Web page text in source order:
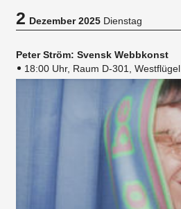
2Dezember 2025 Dienstag
Peter Ström: Svensk Webbkonst
18:00 Uhr, Raum D-301, Westflügel